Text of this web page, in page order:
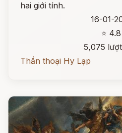
hai giới tính.
16-01-
⭐ 4.8
5,075
Thần thoại Hy Lạp